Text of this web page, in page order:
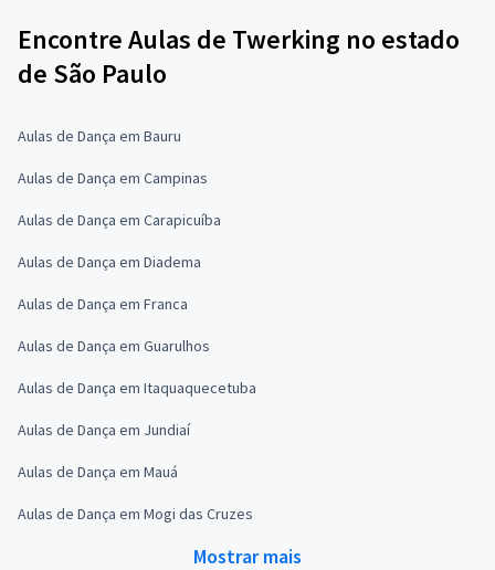
Encontre Aulas de Twerking no estado
de São Paulo
Aulas de Dança em Bauru
Aulas de Dança em Campinas
Aulas de Dança em Carapicuíba
Aulas de Dança em Diadema
Aulas de Dança em Franca
Aulas de Dança em Guarulhos
Aulas de Dança em Itaquaquecetuba
Aulas de Dança em Jundiaí
Aulas de Dança em Mauá
Aulas de Dança em Mogi das Cruzes
Mostrar mais